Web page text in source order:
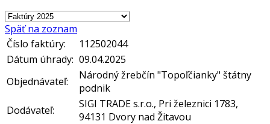
Späť na zoznam
Číslo faktúry:
112502044
Dátum úhrady: 09.04.2025
Objednávateľ:
Národný žrebčín "Topoľčianky" štátny
podnik
Dodávateľ:
SIGI TRADE s.r.o., Pri železnici 1783,
94131 Dvory nad Žitavou